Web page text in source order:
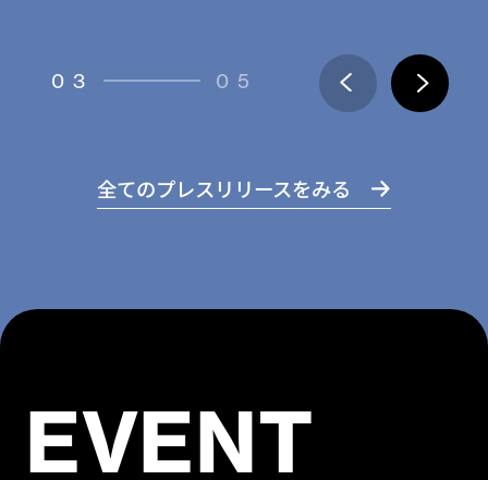
04 05
全てのプレスリリースをみる
EVENT